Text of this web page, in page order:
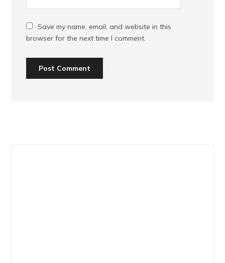
Save my name, email, and website in this
browser for the next time I comment.